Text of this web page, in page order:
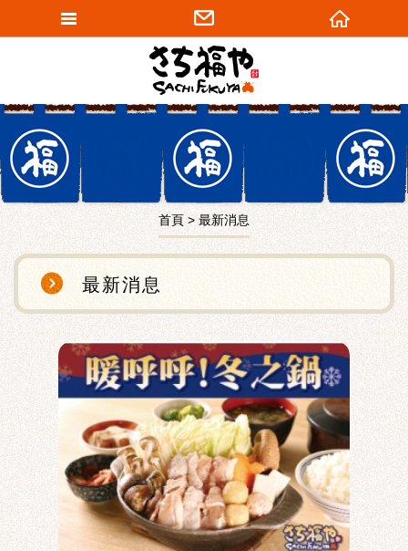
首頁 最新消息
最新消息